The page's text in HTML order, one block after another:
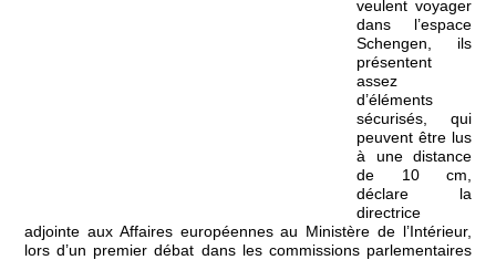
veulent voyager
dans l’espace
Schengen, ils
présentent
assez
d’éléments
sécurisés, qui
peuvent être lus
à une distance
de 10 cm,
déclare la
directrice
adjointe aux Affaires européennes au Ministère de l’Intérieur,
lors d’un premier débat dans les commissions parlementaires